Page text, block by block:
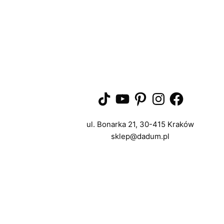
TikTokYouTubePinterestInstagramFacebook
ul. Bonarka 21, 30-415 Kraków
sklep@dadum.pl